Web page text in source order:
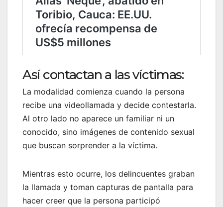
Así contactan a las víctimas:
La modalidad comienza cuando la persona
recibe una videollamada y decide contestarla.
Al otro lado no aparece un familiar ni un
conocido, sino imágenes de contenido sexual
que buscan sorprender a la víctima.
Mientras esto ocurre, los delincuentes graban
la llamada y toman capturas de pantalla para
hacer creer que la persona participó